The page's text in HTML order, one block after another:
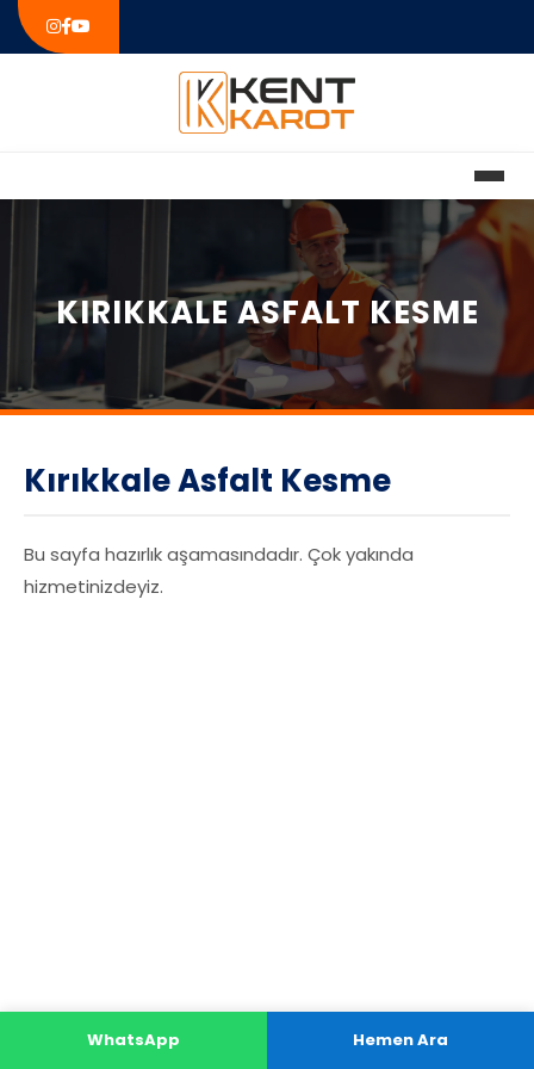
KIRIKKALE ASFALT KESME
Kırıkkale Asfalt Kesme
Bu sayfa hazırlık aşamasındadır. Çok yakında
hizmetinizdeyiz.
WhatsApp Hemen Ara